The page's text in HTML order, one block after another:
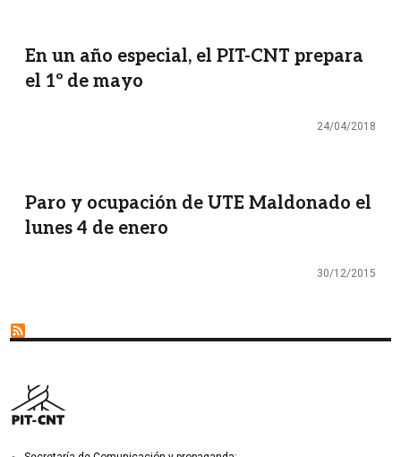
En un año especial, el PIT-CNT prepara
el 1º de mayo
24/04/2018
Paro y ocupación de UTE Maldonado el
lunes 4 de enero
30/12/2015